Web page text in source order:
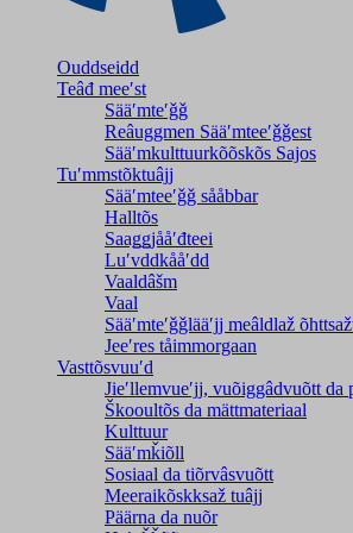
Ouddseidd
Teâđ meeʹst
Sääʹmteʹǧǧ
Reâuggmen Sääʹmteeʹǧǧest
Sääʹmkulttuurkõõskõs Sajos
Tuʹmmstõktuâjj
Sääʹmteeʹǧǧ sååbbar
Halltõs
Saaǥǥjååʹđteei
Luʹvddkååʹdd
Vaaldâšm
Vaal
Sääʹmteʹǧǧlääʹjj meâldlaž
Jeeʹres tåimmorgaan
Vasttõsvuuʹd
Jieʹllemvueʹjj, vuõiggâdvuõtt da
Škooultõs da mättmateriaal
Kulttuur
Sääʹmǩiõll
Sosiaal da tiõrvâsvuõtt
Meeraikõskksaž tuâjj
Päärna da nuõr